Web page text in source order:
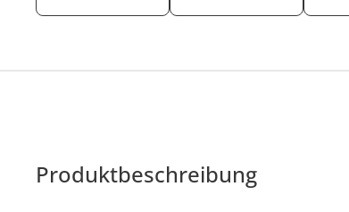
Produktbeschreibung